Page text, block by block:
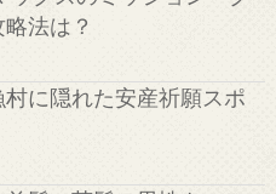
法は？
に隠れた安産祈願スポ